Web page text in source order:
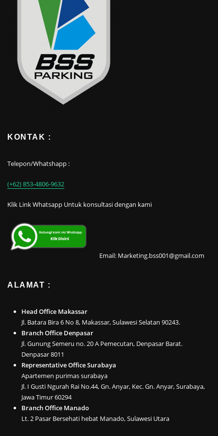
KONTAK :
Telepon/Whatshapp :
(+62) 853-4806-9632
Klik Link Whatsapp Untuk konsultasi dengan kami
Email: Marketing.bss001@gmail.com
ALAMAT :
Head Office Makassar
Jl. Batara Bira 6 No 8, Makassar, Sulawesi Selatan 90243.
Branch Office Denpasar
Jl. Gunung Semeru no. 20 A Pemecutan, Denpasar Barat.
Denpasar 8011
Representative Office Surabaya
Apartemen purimas surabaya
Jl. I Gusti Ngurah Rai No.44, Gn. Anyar, Kec. Gn. Anyar, Surabaya,
Jawa Timur 60294
Branch Office Manado
Lt. 2 Pasar Bersehati hebat Manado, Sulawesi Utara